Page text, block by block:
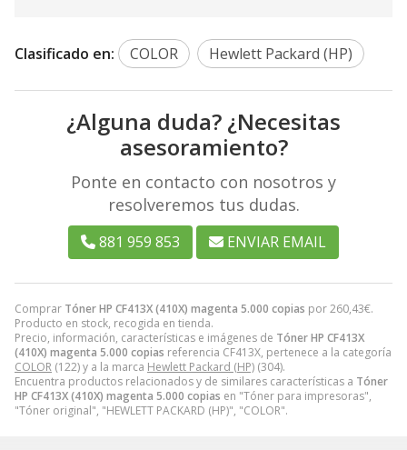
Comprar Tóner HP CF413X (410X) magenta 5.000 copias por260,43€.
Producto en stock, recogida en tienda.
Precio, información, características e imágenes de Tóner HP CF413X
(410X) magenta 5.000 copias referencia CF413X, pertenece a la categoría
COLOR (122) y a la marca Hewlett Packard (HP) (304).
Encuentra productos relacionados y de similares características a Tóner
HP CF413X (410X) magenta 5.000 copias en "Tóner para impresoras",
"Tóner original", "HEWLETT PACKARD (HP)", "COLOR".
Clasificado en: COLOR Hewlett Packard (HP)
¿Alguna duda? ¿Necesitas
asesoramiento?
Ponte en contacto con nosotros y
resolveremos tus dudas.
881 959 853 ENVIAR EMAIL